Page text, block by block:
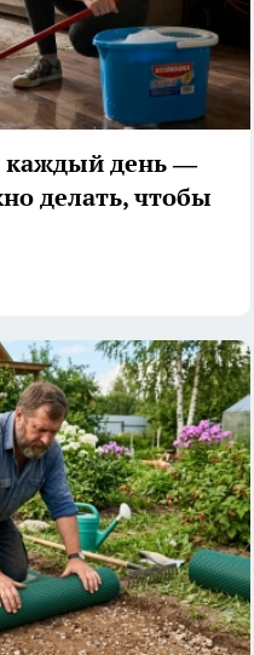
день —
делать, чтобы